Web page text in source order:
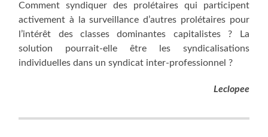
Comment syndiquer des prolétaires qui participent
activement à la surveillance d’autres prolétaires pour
l’intérêt des classes dominantes capitalistes ? La
solution pourrait-elle être les syndicalisations
individuelles dans un syndicat inter-professionnel ?
Leclopee